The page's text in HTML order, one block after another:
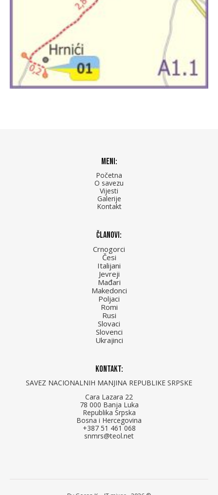
Meni:
Početna
O savezu
Vijesti
Galerije
Kontakt
Članovi:
Crnogorci
Česi
Italijani
Jevreji
Mađari
Makedonci
Poljaci
Romi
Rusi
Slovaci
Slovenci
Ukrajinci
Kontakt:
SAVEZ NACIONALNIH MANJINA REPUBLIKE SRPSKE
Cara Lazara 22
78 000 Banja Luka
Republika Srpska
Bosna i Hercegovina
+387 51 461 068
snmrs@teol.net